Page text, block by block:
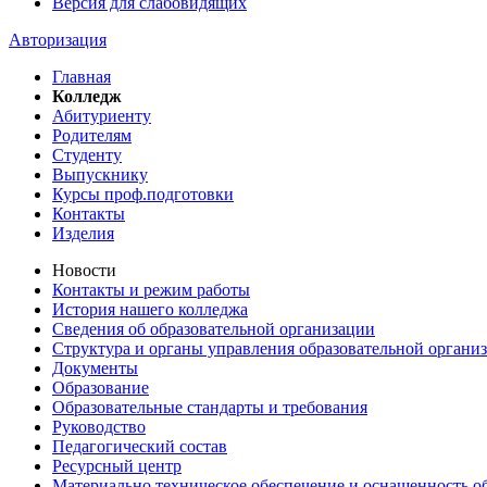
Авторизация
Главная
Колледж
Абитуриенту
Родителям
Студенту
Выпускнику
Курсы проф.подготовки
Контакты
Изделия
Новости
Контакты и режим работы
История нашего колледжа
Сведения об образовательной организации
Структура и органы управления образовательной
Документы
Образование
Образовательные стандарты и требования
Руководство
Педагогический состав
Ресурсный центр